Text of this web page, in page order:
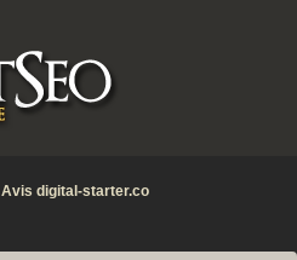
Avis digital-starter.co